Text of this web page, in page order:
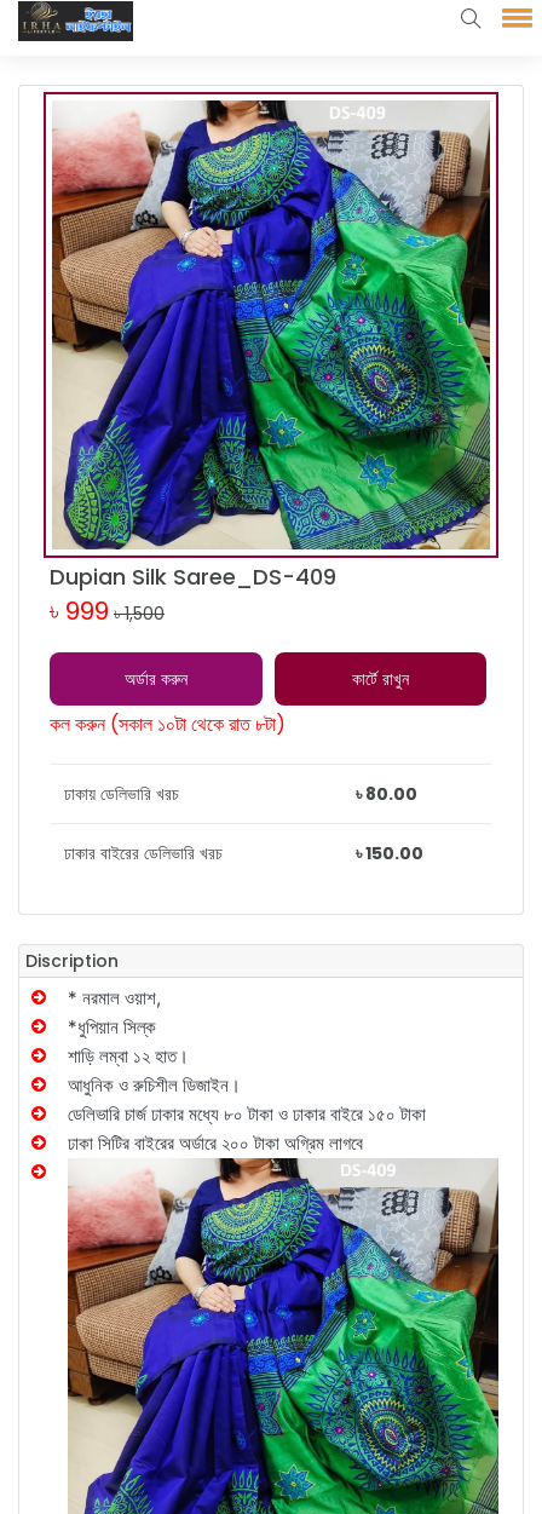
Dupian Silk Saree_DS-409
৳ 999 ৳ 1,500
অর্ডার করুন কার্টে রাখুন
কল করুন (সকাল ১০টা থেকে রাত ৮টা)
ঢাকায় ডেলিভারি খরচ ৳ 80.00
ঢাকার বাইরের ডেলিভারি খরচ ৳ 150.00
Discription
* নরমাল ওয়াশ,
*ধুপিয়ান সিল্ক
শাড়ি লম্বা ১২ হাত।
আধুনিক ও রুচিশীল ডিজাইন।
ডেলিভারি চার্জ ঢাকার মধ্যে ৮০ টাকা ও ঢাকার বাইরে ১৫০ টাকা
ঢাকা সিটির বাইরের অর্ডারে ২০০ টাকা অগ্রিম লাগবে